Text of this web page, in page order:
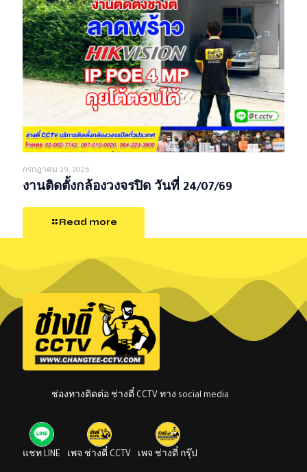
กรกฎาคม 29, 2026
งานติดตั้งกล้องวงจรปิด วันที่ 24/07/69
Read more
ช่องทางติดต่อ ช่างตี๋ CCTV ทาง social media
แชท LINE เพจ ช่างตี๋ CCTV เพจ ช่างตี๋ กรุ๊ป